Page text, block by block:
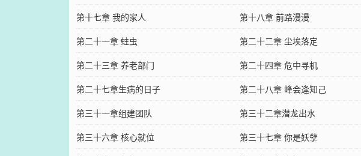
第十七章 我的家人
第十八章 前路漫漫
第二十一章 蛀虫
第二十二章 尘埃落定
第二十三章 养老部门
第二十四章 危中寻机
第二十七章生病的日子
第二十八章 峰会逢知己
第三十一章组建团队
第三十二章潜龙出水
第三十六章 核心就位
第三十七章 你是妖孽